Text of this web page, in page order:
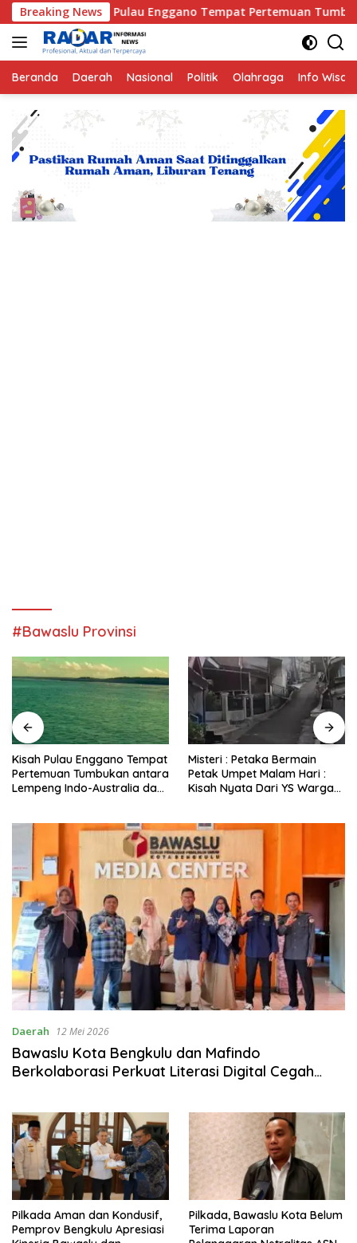
Langsung
ke
konten
Breaking News
Kisah Pulau Enggano Tempat Pertemuan Tumbukan antara
Beranda Daerah Nasional Politik Olahraga Info
#Bawaslu Provinsi
Kisah Pulau Enggano Tempat
Pertemuan Tumbukan antara
Lempeng Indo-Australia dan
Terjadi Pelepasan Energi
Mendadak Potensi Gempa
8.4 SR dan Picu Tsunami 15
Meter
Misteri : Petaka Bermain
Petak Umpet Malam Hari :
Kisah Nyata Dari YS Warga
Belakang Pohon Belimbing
Daerah 12 Mei 2026
Bawaslu Kota Bengkulu dan Mafindo
Berkolaborasi Perkuat Literasi Digital Cegah
Pilkada Aman dan Kondusif,
Pemprov Bengkulu Apresiasi
Pilkada, Bawaslu Kota Belum
Terima Laporan